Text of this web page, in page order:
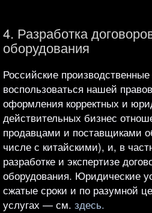
4. Разработка
оборудования
Российские
воспользоваться нашей
оформления корректных и
действительных бизнес
продавцами и поставщиками
числе с китайскими), и, в
разработке и экспертизе
оборудования. Юридические
сжатые сроки и по разумной
услугах — см. здесь.